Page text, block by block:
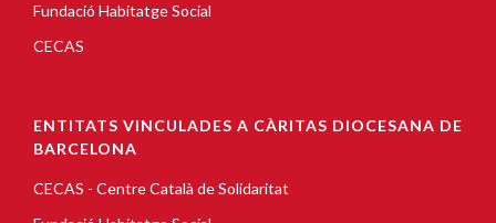
Fundació Habitatge Social
CECAS
ENTITATS VINCULADES A CÀRITAS DIOCESANA DE
BARCELONA
CECAS - Centre Català de Solidaritat